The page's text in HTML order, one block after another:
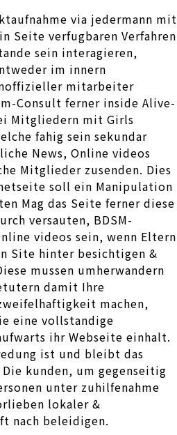
via jedermann mit
Seite verfugbaren Verfahren
sein interagieren,
im innern
mitarbeiter
Consult ferner inside Alive-
Mitgliedern mit Girls
fahig sein sekundar
News, Online videos
Mitglieder zusenden. Dies
soll ein Manipulation
Mag das Seite ferner diese
versauten, BDSM-
videos sein, wenn Eltern
Site hinter besichtigen &
mussen umherwandern
damit Ihre
machen,
eine vollstandige
ihr Webseite einhalt.
ist und bleibt das
kunden, um gegenseitig
unter zuhilfenahme
lokaler &
nach beleidigen.